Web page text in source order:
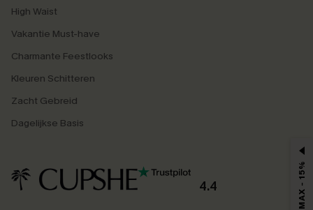
High Waist
Vakantie Must-have
Charmante Feestlooks
Kleuren Schitteren
Zacht Gebreid
Dagelijkse Basis
4.4 MAX - 15%